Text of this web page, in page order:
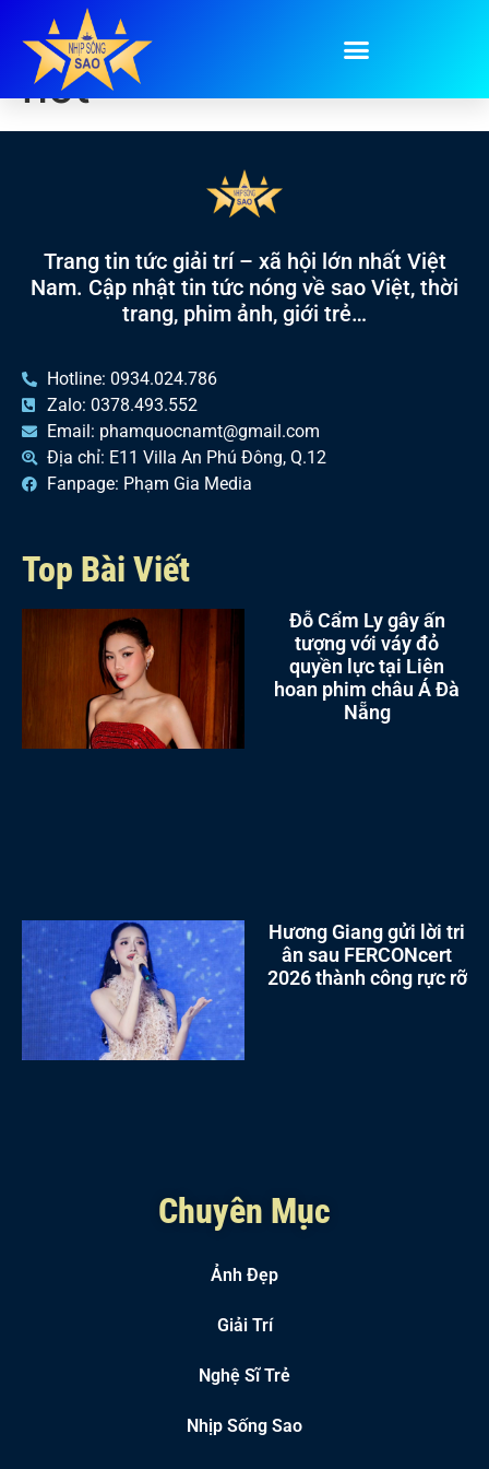
Tag:dự báo món sắp
hot
Trang tin tức giải trí – xã hội lớn nhất Việt
Nam. Cập nhật tin tức nóng về sao Việt, thời
trang, phim ảnh, giới trẻ…
Hotline: 0934.024.786
Zalo: 0378.493.552
Email: phamquocnamt@gmail.com
Địa chỉ: E11 Villa An Phú Đông, Q.12
Fanpage: Phạm Gia Media
Top Bài Viết
Đỗ Cẩm Ly gây ấn
tượng với váy đỏ
quyền lực tại Liên
hoan phim châu Á Đà
Nẵng
Hương Giang gửi lời tri
ân sau FERCONcert
2026 thành công rực rỡ
Chuyên Mục
Ảnh Đẹp
Giải Trí
Nghệ Sĩ Trẻ
Nhịp Sống Sao